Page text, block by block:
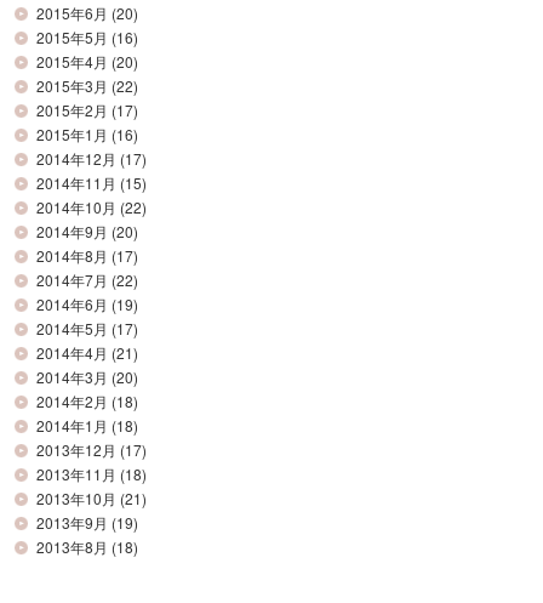
2015年6月 (20)
2015年5月 (16)
2015年4月 (20)
2015年3月 (22)
2015年2月 (17)
2015年1月 (16)
2014年12月 (17)
2014年11月 (15)
2014年10月 (22)
2014年9月 (20)
2014年8月 (17)
2014年7月 (22)
2014年6月 (19)
2014年5月 (17)
2014年4月 (21)
2014年3月 (20)
2014年2月 (18)
2014年1月 (18)
2013年12月 (17)
2013年11月 (18)
2013年10月 (21)
2013年9月 (19)
2013年8月 (18)